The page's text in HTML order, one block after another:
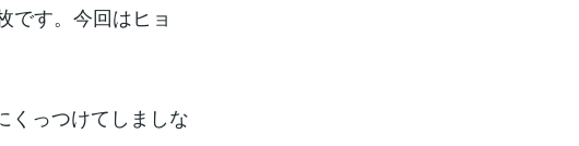
です。今回はヒョ
くっつけてしましな